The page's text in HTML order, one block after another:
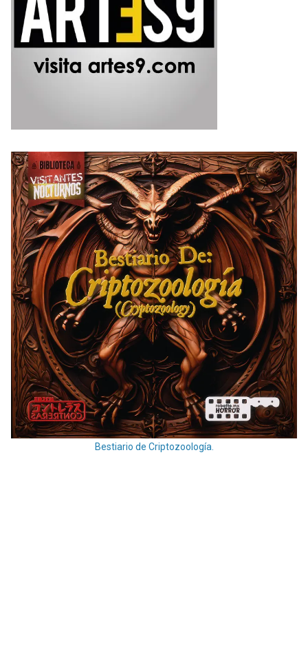
Bestiario de Criptozoología.